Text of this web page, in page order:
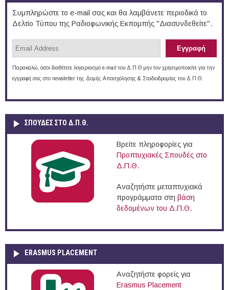
Συμπληρώστε το e-mail σας και θα λαμβάνετε περιοδικά το
Δελτίο Τύπου της Ραδιοφωνικής Εκπομπής "Διασυνδεθείτε".
Παρακαλώ, όσοι διαθέτετε λογαριασμό e-mail του Δ.Π.Θ μην τον χρησιμοποιείτε για την
εγγραφή σας στο newsletter της Δομής Απασχόλησης & Σταδιοδρομίας του Δ.Π.Θ.
ΣΠΟΥΔΈΣ ΣΤΟ Δ.Π.Θ.
Βρείτε πληροφορίες για
Προπτυχιακές Σπουδές στο
Δ.Π.Θ.
Αναζητήστε μεταπτυχιακά
προγράμματα στη βάση
δεδομένων του Δ.Π.Θ.
ERASMUS PLACEMENT
Αναζητήστε φορείς για
Erasmus Placement